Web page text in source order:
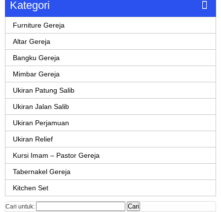
Kategori
Furniture Gereja
Altar Gereja
Bangku Gereja
Mimbar Gereja
Ukiran Patung Salib
Ukiran Jalan Salib
Ukiran Perjamuan
Ukiran Relief
Kursi Imam – Pastor Gereja
Tabernakel Gereja
Kitchen Set
Cari untuk: